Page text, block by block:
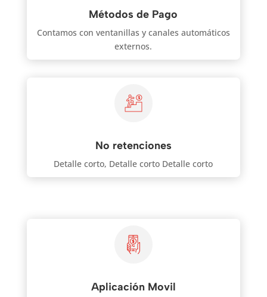
Métodos de Pago
Contamos con ventanillas y canales automáticos
externos.
No retenciones
Detalle corto, Detalle corto Detalle corto
Aplicación Movil